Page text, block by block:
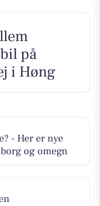
på
i Høng
- Her er nye
og omegn